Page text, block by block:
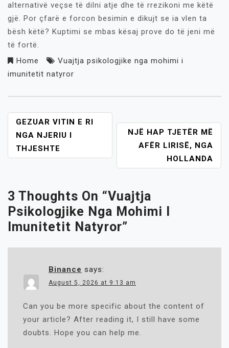
alternativë veçse të dilni atje dhe të rrezikoni me këtë
gjë. Por çfarë e forcon besimin e dikujt se ia vlen ta
bësh këtë? Kuptimi se mbas kësaj prove do të jeni më
të fortë.
Home
Vuajtja psikologjike nga mohimi i
imunitetit natyror
POST
NAVIGATION
GEZUAR VITIN E RI
NGA NJERIU I
THJESHTE
NJË HAP TJETËR MË
AFËR LIRISË, NGA
HOLLANDA
3 Thoughts On “Vuajtja
Psikologjike Nga Mohimi I
Imunitetit Natyror”
Binance says:
August 5, 2026 at 9:13 am
Can you be more specific about the content of
your article? After reading it, I still have some
doubts. Hope you can help me.